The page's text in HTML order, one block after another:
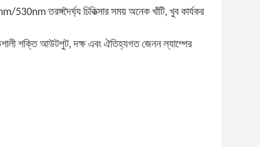
তরঙ্গদৈর্ঘ্য চিকিত্সার সময় অনেক খাঁটি, খুব কার্যকর
শক্তি আউটপুট, দক্ষ এবং ঐতিহ্যগত জেনন ল্যাম্পের